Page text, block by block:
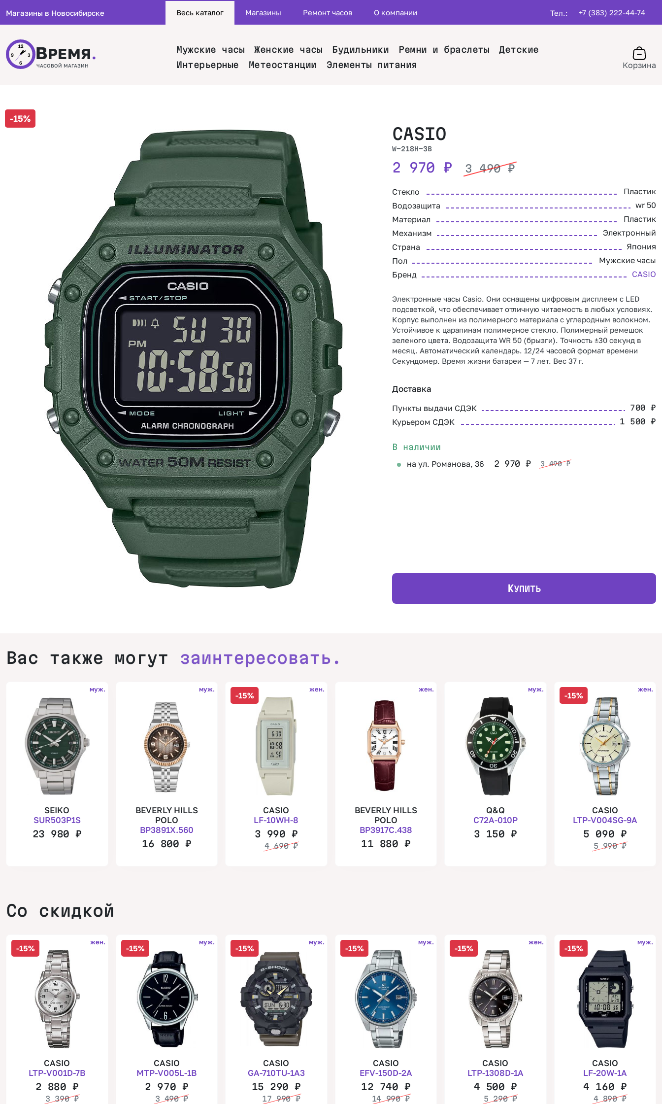
Магазины в Новосибирске Весь каталог Магазины Ремонт часов О компании Тел.: +7 (383) 222-44-74
12
3
6
9 ВРЕМЯ.
ЧАСОВОЙ МАГАЗИН
Мужские часы Женские часы Будильники Ремни и браслеты
Детские
Интерьерные
Метеостанции Элементы питания Корзина
-15%
CASIO
W-218H-3B
2 970 ₽ 3 490₽
Стекло
Пластик
Водозащита
wr 50
Материал
Пластик
Механизм
Электронный
Страна
Япония
Пол
Мужские часы
Бренд
CASIO
Электронные часы Casio. Они оснащены цифровым дисплеем с LED
подсветкой, что обеспечивает отличную читаемость в любых условиях.
Корпус выполнен из полимерного материала с углеродным волокном.
Устойчивое к царапинам полимерное стекло. Полимерный ремешок
зеленого цвета. Водозащита WR 50 (брызги). Точность ±30 секунд в
месяц. Автоматический календарь. 12/24 часовой формат времени
Секундомер. Время жизни батареи — 7 лет. Вес 37 г.
Доставка
Пункты выдачи СДЭК 700₽
Курьером СДЭК 1 500₽
В наличии
на ул. Романова, 36 2 970 ₽ 3 490₽
КУПИТЬ
Вас также могут заинтересовать.
муж.
SEIKO
SUR503P1S
23 980₽
муж.
BEVERLY HILLS
POLO
BP3891X.560
16 800 ₽
-15%
жен.
CASIO
LF-10WH-8
3 990₽
4 690₽
жен.
BEVERLY HILLS
POLO
BP3917C.438
11 880 ₽
муж.
Q&Q
C72A-010P
3 150₽
-15%
жен.
CASIO
LTP-V004SG-9A
5 090 ₽
5 990₽
Со скидкой
-15%
жен.
CASIO
LTP-V001D-7B
2 880₽
3 390₽
-15%
муж.
CASIO
MTP-V005L-1B
2 970 ₽
3 490₽
-15%
муж.
CASIO
GA-710TU-1A3
15 290₽
17 990₽
-15%
муж.
CASIO
EFV-150D-2A
12 740 ₽
14 990₽
-15%
жен.
CASIO
LTP-1308D-1A
4 500₽
5 290₽
-15%
муж.
CASIO
LF-20W-1A
4 160 ₽
4 890₽